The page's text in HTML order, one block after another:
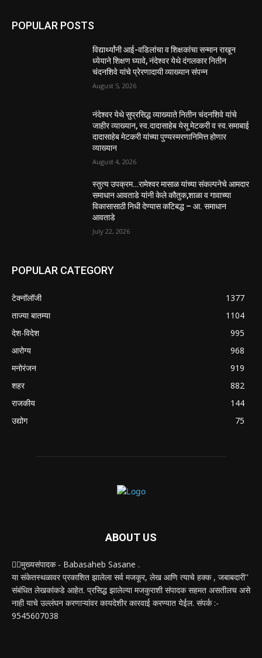
POPULAR POSTS
विद्यार्थ्यांनी आई-वडिलांचा व शिक्षकांचा सन्मान राखून
ध्येयाने शिक्षण घ्यावे, नंदेश्वर येथे दंगलकार नितीन
चंदनशिवे यांचे प्रेरणादायी व्याख्यान संपन्न
August 5, 2026
नंदेश्वर येथे सुप्रसिद्ध व्याख्याते नितीन चंदनशिवे यांचे
जाहीर व्याख्यान, स्व.दादासाहेब येसू मेटकरी व स्व.समाबाई
दादासाहेब मेटकरी यांच्या पुण्यस्मरणानिमित्त होणार
व्याख्यान
August 4, 2026
स्तुत्य उपक्रम…रामेश्वर मासाळ यांच्या संकल्पनेचे आमदार
समाधान आवताडे यांनी केले कौतुक,शाळा व गावाच्या
विकासासाठी निधी देण्यास कटिबद्ध – आ. समाधान
आवताडे
July 22, 2026
POPULAR CATEGORY
टेक्नॉलॉजी
1377
ताज्या बातम्या
1104
देश-विदेश
995
आरोग्य
968
मनोरंजन
919
शहर
882
राजकीय
144
उद्योग
75
ABOUT US
✍🏻मुख्यसंपादक - Babasaheb Sasane .
या संकेतस्थळावर प्रकाशित झालेला सर्व मजकूर, लेख आणि त्याचे हक्क , जबाबदारी''
संबंधित लेखकांकडे आहेत. प्रसिद्ध झालेल्या मजकुराशी संपादक सहमत असतीलच असे
नाही याचे उल्लंघन करणाऱ्यांवर कायदेशीर कारवाई करण्यात येईल. संपर्क :-
9545607038